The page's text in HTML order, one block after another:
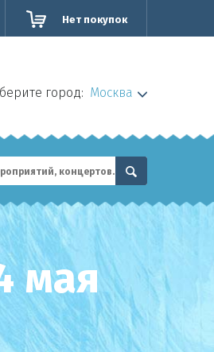
Нет покупок
город: Москва
мая